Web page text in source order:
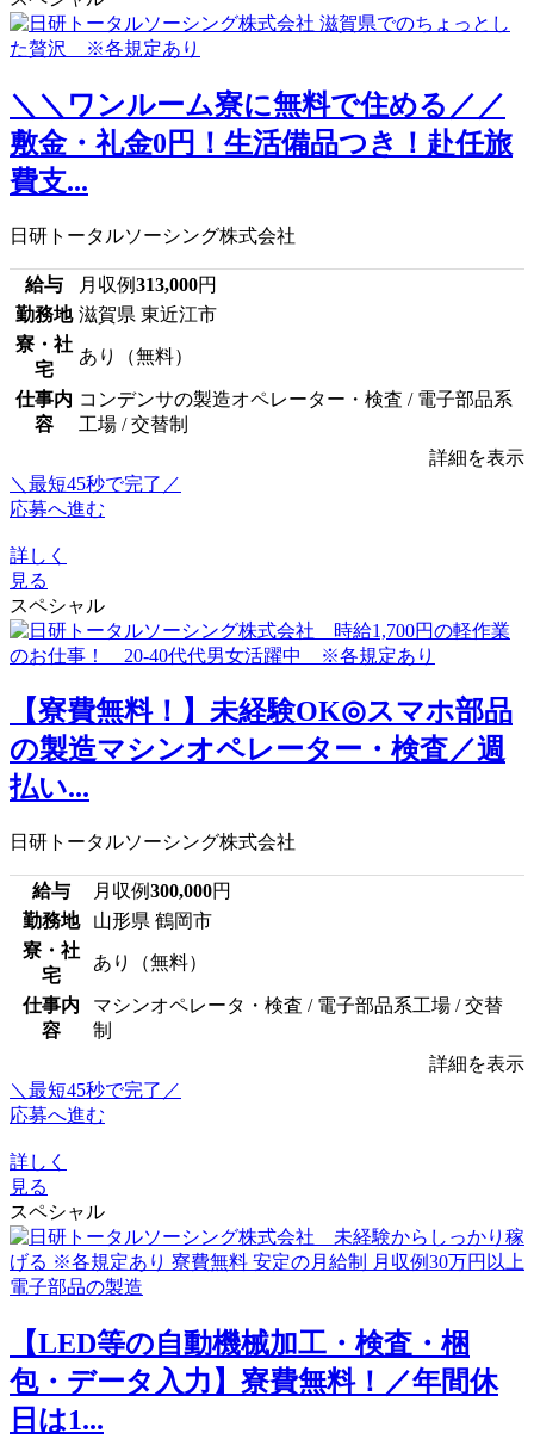
＼＼ワンルーム寮に無料で住める／／
敷金・礼金0円！生活備品つき！赴任旅
費支...
日研トータルソーシング株式会社
給与 月収例313,000円
勤務地 滋賀県 東近江市
寮・社
宅
あり（無料）
仕事内
容
コンデンサの製造オペレーター・検査 / 電子部品系
工場 / 交替制
詳細を表示
＼最短45秒で完了／
応募へ進む
詳しく
見る
スペシャル
【寮費無料！】未経験OK◎スマホ部品
の製造マシンオペレーター・検査／週
払い...
日研トータルソーシング株式会社
給与 月収例300,000円
勤務地
山形県 鶴岡市
寮・社
宅
あり（無料）
仕事内
容
マシンオペレータ・検査 / 電子部品系工場 / 交替
制
詳細を表示
＼最短45秒で完了／
応募へ進む
詳しく
見る
スペシャル
【LED等の自動機械加工・検査・梱
包・データ入力】寮費無料！／年間休
日は1...